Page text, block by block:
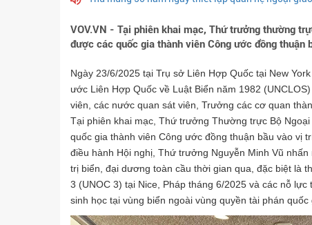
VOV.VN - Tại phiên khai mạc, Thứ trưởng thường
được các quốc gia thành viên Công ước đồng thuận
Ngày 23/6/2025 tại Trụ sở Liên Hợp Quốc tại New
ước Liên Hợp Quốc về Luật Biển năm 1982
viên, các nước quan sát viên, Trưởng các cơ quan
Tại phiên khai mạc, Thứ trưởng Thường trực Bộ
quốc gia thành viên Công ước đồng thuận bầu vào vị
điều hành Hội nghị, Thứ trưởng Nguyễn Minh Vũ
trị biển, đại dương toàn cầu thời gian qua, đặc biệt là
3 (UNOC 3) tại Nice, Pháp tháng 6/2025 và các nỗ
sinh học tại vùng biển ngoài vùng quyền tài phán quốc